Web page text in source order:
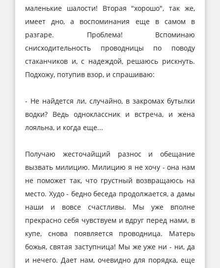
маленькие шалости! Вторая "хорошо", так же,
имеет дно, а воспоминания еще в самом в
разгаре. Проблема! Вспоминаю
снисходительность проводницы по поводу
стаканчиков и, с надеждой, решаюсь рискнуть.
Подхожу, потупив взор, и спрашиваю:
- Не найдется ли, случайно, в закромах бутылки
водки? Ведь однокласcник и встреча, и жена
лояльна, и когда еще...
Получаю жесточайщий разнос и обещание
вызвать милицию. Милицию я не хочу - она нам
не поможет так, что грустный возвращаюсь на
место. Худо - бедно беседа продолжается, а дамы
наши и вовсе счастливы. Мы уже вполне
прекрасно себя чувствуем и вдруг перед нами, в
купе, снова появляется проводница. Матерь
божья, святая заступница! Мы же уже ни - ни, да
и нечего. Дает нам, очевидно для порядка, еще